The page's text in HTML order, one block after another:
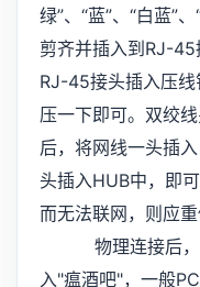
绿”、“蓝”、“白蓝”
剪齐并插入到RJ-
RJ-45接头插入压
压一下即可。双绞
后，将网线一头插
头插入HUB中，即
而无法联网，则应重
物理连接后，若
入"瘟酒吧"，一般